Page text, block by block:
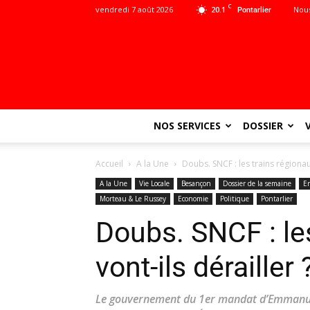
20.1 C Pontarlier
vendredi 7 août 2026
NOS SERVICES DOSSIER
Accueil A la Une Doubs. SNCF : les trains
A la Une Vie Locale Besançon Dossier de la semaine
Morteau & Le Russey
Economie Politique Pontarlier
Doubs. SNCF :
vont-ils dérailler
Le gouvernement du 1er mandat